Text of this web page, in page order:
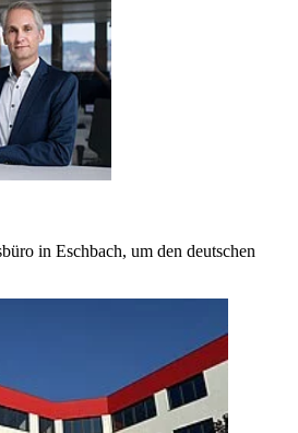
in Eschbach, um den deutschen